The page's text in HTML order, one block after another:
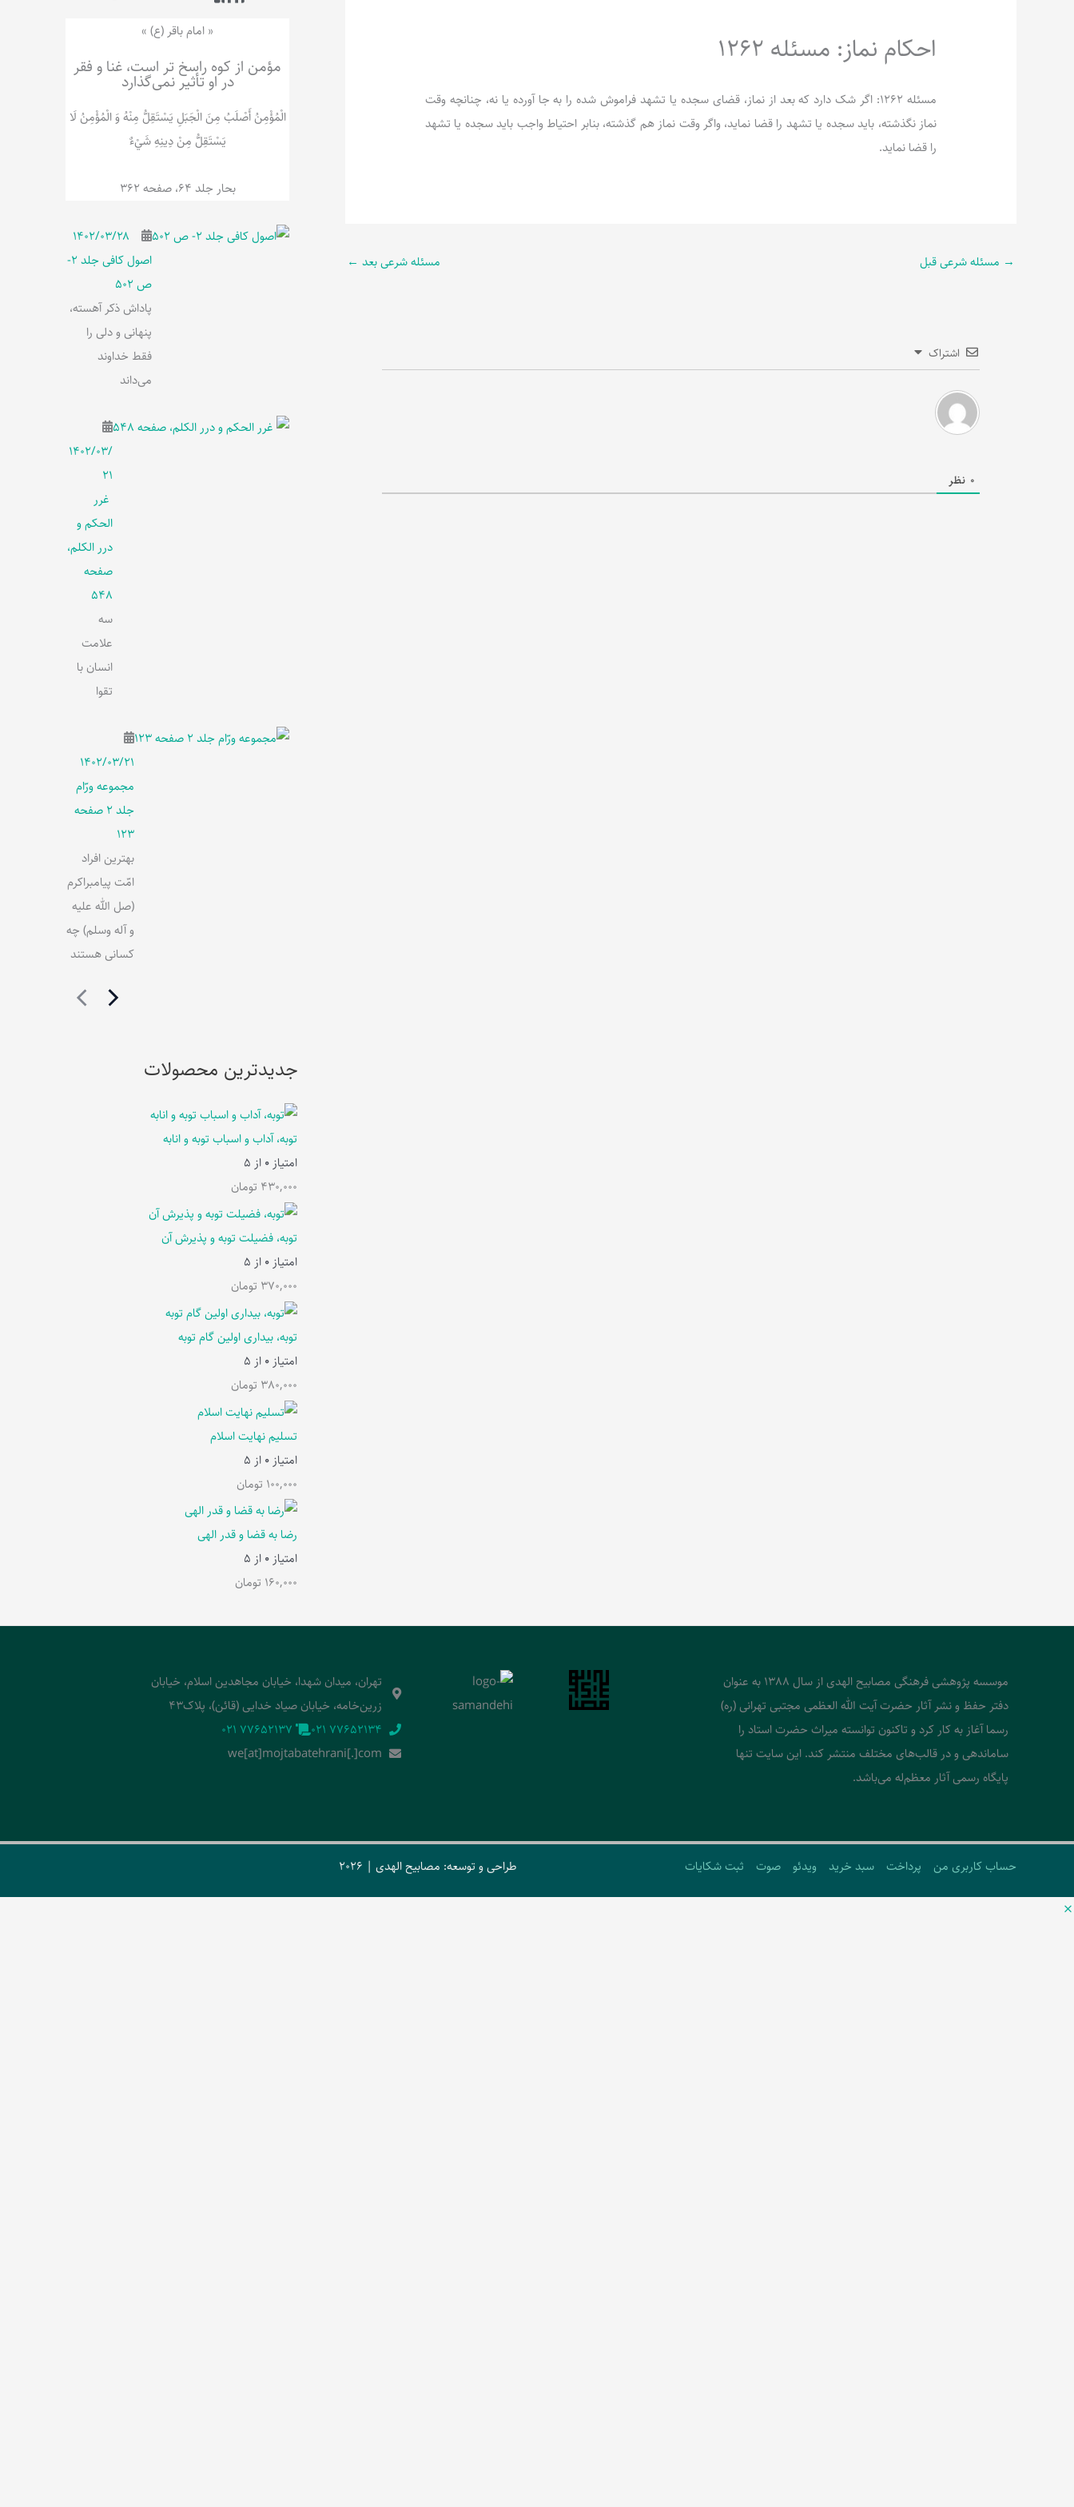
ه
احکام نماز: مسئله 1262
مسئله 1262: اگر شک دارد که بعد از نماز، قضای سجده یا تشهد فراموش شده را به جا آورده یا نه، چنانچه وقت
نماز نگذشته، باید سجده یا تشهد را قضا نماید، واگر وقت نماز هم گذشته، بنابر احتیاط واجب باید سجده یا تشهد
را قضا نماید.
→ مسئله شرعی قبل مسئله شرعی بعد ←
اشتراک
0 نظر
« امام باقر (ع) »
مؤمن از کوه راسخ تر است، غنا و فقر
در او تأثیر نمی‌گذارد
الْمُؤْمِنُ‌ أَصْلَبُ‌ مِنَ‌ الْجَبَلِ‌ یَسْتَقِلُّ مِنْهُ وَ الْمُؤْمِنُ لَا
يَسْتَقِلُّ مِنْ دِينِهِ شَيْ‌ءٌ
بحار جلد 64، صفحه 362
۱۴۰۲/۰۳/۲۸
اصول کافی جلد 2-
ص 502
پاداش ذکر آهسته،
پنهانی و دلی را
فقط خداوند
می‌داند
۱۴۰۲/۰۳/
۲۱
غرر
الحکم و
درر الکلم،
صفحه
548
سه
علامت
انسان با
تقوا
۱۴۰۲/۰۳/۲۱
مجموعه ورّام
جلد 2 صفحه
123
بهترین افراد
امّت پیامبراکرم
(صل الله علیه
و آله وسلم) چه
کسانی هستند
جدیدترین محصولات
توبه، آداب و اسباب توبه و انابه
امتیاز 0 از 5
430,000 تومان
توبه، فضیلت توبه و پذیرش آن
امتیاز 0 از 5
370,000 تومان
توبه، بیداری اولین گام توبه
امتیاز 0 از 5
380,000 تومان
تسلیم نهایت اسلام
امتیاز 0 از 5
100,000 تومان
رضا به قضا و قدر الهی
امتیاز 0 از 5
160,000 تومان
موسسه پژوهشی فرهنگی مصابیح الهدی از سال 1388 به عنوان
دفتر حفظ و نشر آثار حضرت آیت الله العظمی مجتبی تهرانی (ره)
رسما آغاز به کار کرد و تاکنون توانسته میراث حضرت استاد را
ساماندهی و در قالب‌های مختلف منتشر کند. این سایت تنها
پایگاه رسمی آثار معظم‌له می‌باشد.
تهران، میدان شهدا، خیابان مجاهدین اسلام، خیابان
زرین‌خامه، خیابان صیاد خدایی (قائن)، پلاک43
‭021 77652134‬
‭021 77652137‬
we[at]mojtabatehrani[.]com
حساب کاربری من پرداخت سبد خرید ویدئو صوت ثبت شکایات طراحی و توسعه: مصابیح الهدی | 2026